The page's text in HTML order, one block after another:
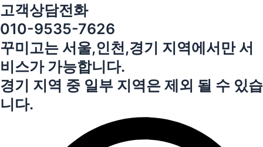
고객상담전화
010-9535-7626
꾸미고는 서울,인천,경기 지역에서만 서
비스가 가능합니다.
경기 지역 중 일부 지역은 제외 될 수 있습
니다.